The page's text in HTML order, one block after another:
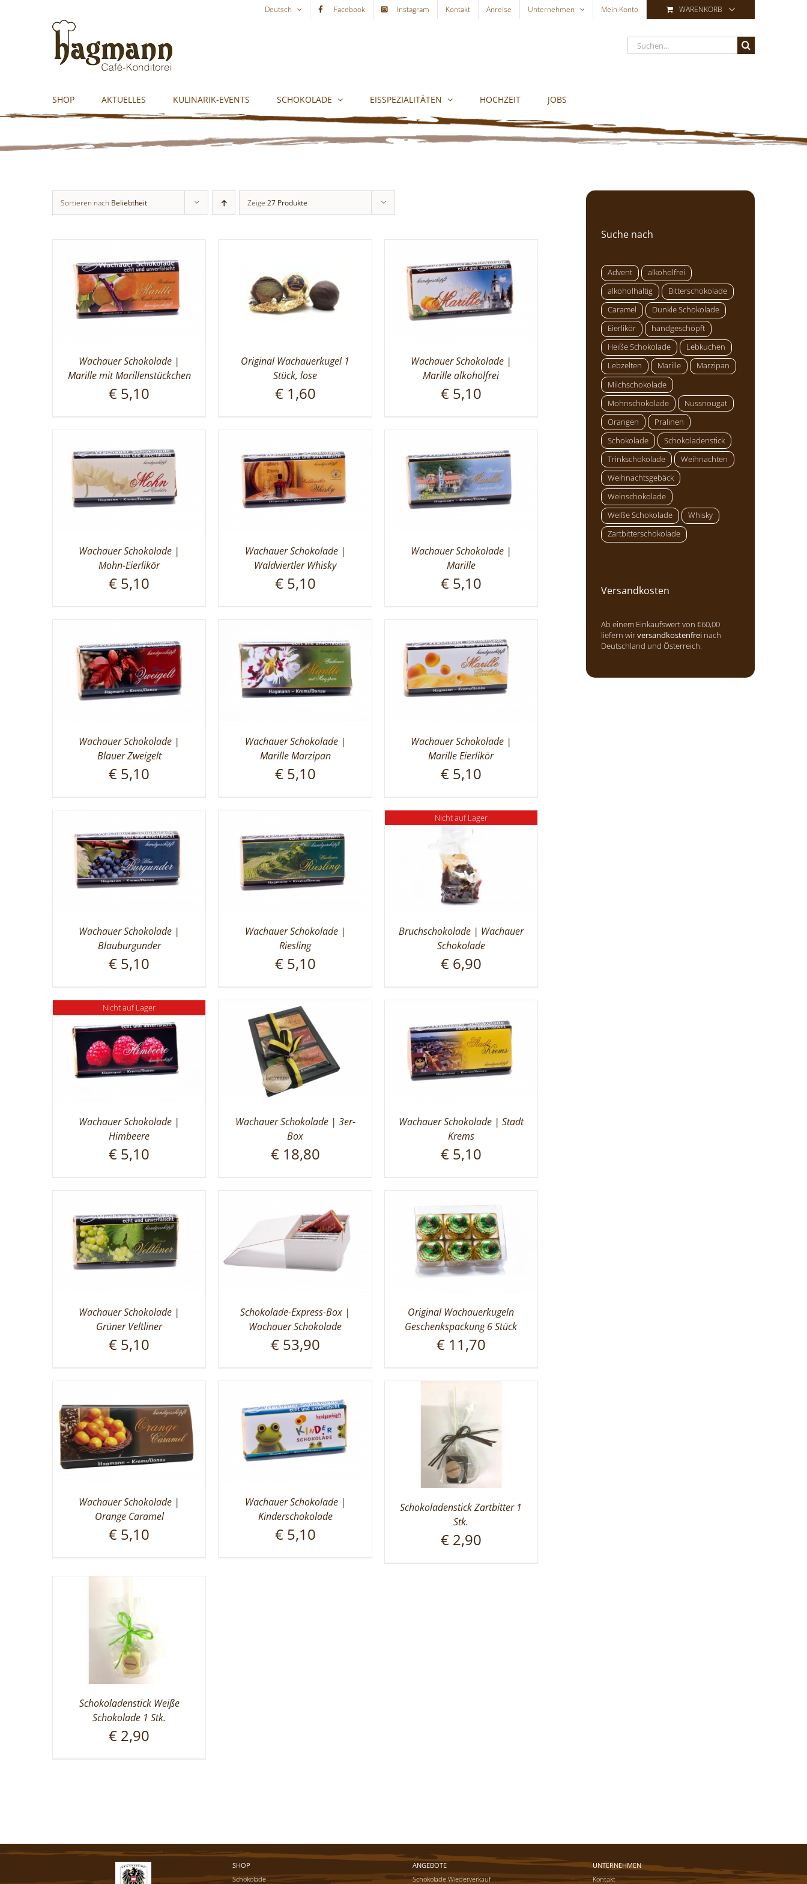
Deutsch Facebook Instagram Kontakt Anreise Unternehmen Mein Konto WARENKORB
Suche
nach:
SHOP AKTUELLES KULINARIK-EVENTS SCHOKOLADE EISSPEZIALITÄTEN HOCHZEIT JOBS
Sortieren nach Beliebtheit Zeige 27 Produkte
Wachauer Schokolade |
Marille mit Marillenstückchen
€ 5,10
Original Wachauerkugel 1
Stück, lose
€1,60
Wachauer Schokolade |
Marille alkoholfrei
€5,10
Wachauer Schokolade |
Mohn-Eierlikör
€ 5,10
Wachauer Schokolade |
Waldviertler Whisky
€5,10
Wachauer Schokolade |
Marille
€5,10
Wachauer Schokolade |
Blauer Zweigelt
€ 5,10
Wachauer Schokolade |
Marille Marzipan
€5,10
Wachauer Schokolade |
Marille Eierlikör
€5,10
Wachauer Schokolade |
Blauburgunder
€ 5,10
Wachauer Schokolade |
Riesling
€5,10
Nicht auf Lager
Bruchschokolade | Wachauer
Schokolade
€6,90
Nicht auf Lager
Wachauer Schokolade |
Himbeere
€ 5,10
Wachauer Schokolade | 3er-
Box
€18,80
Wachauer Schokolade | Stadt
Krems
€5,10
Wachauer Schokolade |
Grüner Veltliner
€ 5,10
Schokolade-Express-Box |
Wachauer Schokolade
€53,90
Original Wachauerkugeln
Geschenkspackung 6 Stück
€11,70
Wachauer Schokolade |
Orange Caramel
€ 5,10
Wachauer Schokolade |
Kinderschokolade
€5,10
Schokoladenstick Zartbitter 1
Stk.
€2,90
Schokoladenstick Weiße
Schokolade 1 Stk.
€ 2,90
Suche nach
Advent
alkoholfrei
alkoholhaltig
Bitterschokolade
Caramel
Dunkle Schokolade
Eierlikör
handgeschöpft
Heiße Schokolade
Lebkuchen
Lebzelten
Marille
Marzipan
Milchschokolade
Mohnschokolade
Nussnougat
Orangen
Pralinen
Schokolade
Schokoladenstick
Trinkschokolade
Weihnachten
Weihnachtsgebäck
Weinschokolade
Weiße Schokolade
Whisky
Zartbitterschokolade
Versandkosten
Ab einem Einkaufswert von €60,00
liefern wirversandkostenfrei nach
Deutschland und Österreich.
SHOP
Schokolade
ANGEBOTE
Schokolade Wiederverkauf
UNTERNEHMEN
Kontakt